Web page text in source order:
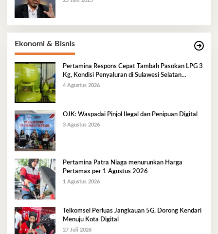
Ekonomi & Bisnis
Pertamina Respons Cepat Tambah Pasokan LPG 3
Kg, Kondisi Penyaluran di Sulawesi Selatan
Berlangsung Kondusif
4 Agustus 2026
OJK: Waspadai Pinjol Ilegal dan Penipuan Digital
3 Agustus 2026
Pertamina Patra Niaga menurunkan Harga
Pertamax per 1 Agustus 2026
1 Agustus 2026
Telkomsel Perluas Jangkauan 5G, Dorong Kendari
Menuju Kota Digital
27 Juli 2026